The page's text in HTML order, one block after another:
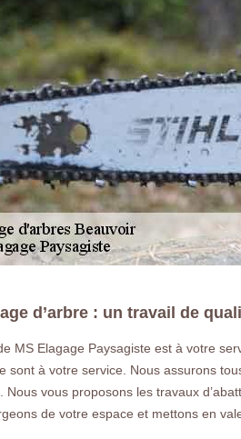
d’arbre : un travail de
MS Elagage Paysagiste est à votre
sont à votre service. Nous assurons
Nous vous proposons les travaux
de votre espace et mettons en